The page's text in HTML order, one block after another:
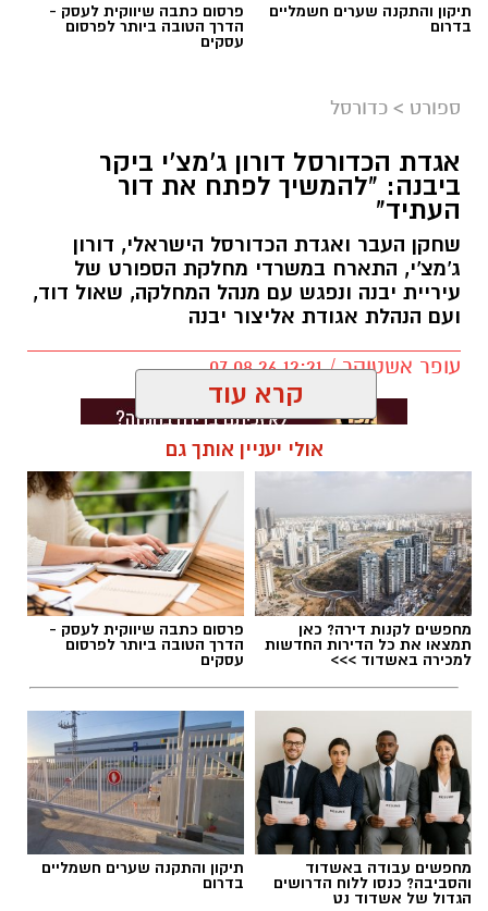
תיקון והתקנה שערים חשמליים
בדרום
פרסום כתבה שיווקית לעסק -
הדרך הטובה ביותר לפרסום
עסקים
ספורט > כדורסל
אגדת הכדורסל דורון ג'מצ'י ביקר
ביבנה: "להמשיך לפתח את דור
העתיד"
שחקן העבר ואגדת הכדורסל הישראלי, דורון
ג'מצ'י, התארח במשרדי מחלקת הספורט של
עיריית יבנה ונפגש עם מנהל המחלקה, שאול דוד,
ועם הנהלת אגודת אליצור יבנה
עופר אשטוקר / 12:21 07.08.26
תגים:אליצור יבנה, דורון ג'מצ'י ביבנה
קרא עוד
אולי יעניין אותך גם
מחפשים לקנות דירה? כאן
תמצאו את כל הדירות החדשות
למכירה באשדוד >>>
פרסום כתבה שיווקית לעסק -
הדרך הטובה ביותר לפרסום
עסקים
מחפשים עבודה באשדוד
והסביבה? כנסו ללוח הדרושים
הגדול של אשדוד נט
תיקון והתקנה שערים חשמליים
בדרום